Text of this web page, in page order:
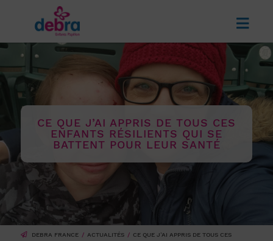
CE QUE J’AI APPRIS DE TOUS CES
ENFANTS RÉSILIENTS QUI SE
BATTENT POUR LEUR SANTÉ
DEBRA FRANCE ACTUALITÉS
CE QUE J’AI APPRIS DE TOUS CES